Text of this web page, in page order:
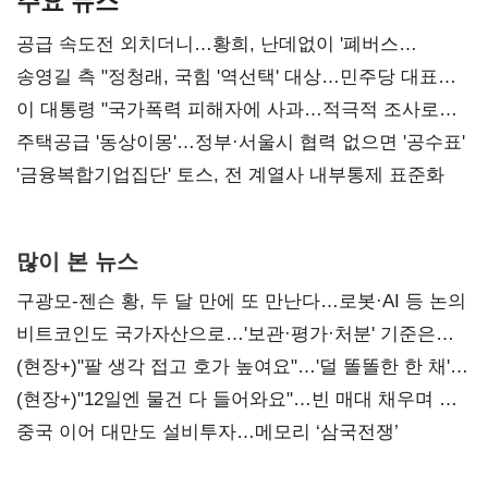
공급 속도전 외치더니…황희, 난데없이 '폐버스
리모델링' 제안
송영길 측 "정청래, 국힘 '역선택' 대상…민주당 대표로
총선 지휘 못해"
이 대통령 "국가폭력 피해자에 사과…적극적 조사로
진실 밝혀야"
주택공급 '동상이몽'…정부·서울시 협력 없으면 '공수표'
'금융복합기업집단' 토스, 전 계열사 내부통제 표준화
많이 본 뉴스
구광모-젠슨 황, 두 달 만에 또 만난다…로봇·AI 등 논의
비트코인도 국가자산으로…'보관·평가·처분' 기준은
숙제
(현장+)"팔 생각 접고 호가 높여요"…'덜 똘똘한 한 채'
20억 키맞추기
(현장+)"12일엔 물건 다 들어와요"…빈 매대 채우며 문
연 홈플러스
중국 이어 대만도 설비투자…메모리 ‘삼국전쟁’